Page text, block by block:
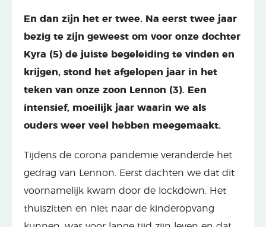
En dan zijn het er twee. Na eerst twee jaar
bezig te zijn geweest om voor onze dochter
Kyra (5) de juiste begeleiding te vinden en
krijgen, stond het afgelopen jaar in het
teken van onze zoon Lennon (3). Een
intensief, moeilijk jaar waarin we als
ouders weer veel hebben meegemaakt.
Tijdens de corona pandemie veranderde het
gedrag van Lennon. Eerst dachten we dat dit
voornamelijk kwam door de lockdown. Het
thuiszitten en niet naar de kinderopvang